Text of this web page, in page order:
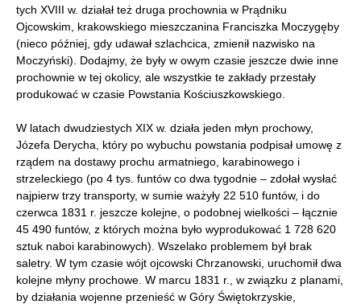
tych XVIII w. działał też druga prochownia w Prądniku
Ojcowskim, krakowskiego mieszczanina Franciszka Moczygęby
(nieco później, gdy udawał szlachcica, zmienił nazwisko na
Moczyński). Dodajmy, że były w owym czasie jeszcze dwie inne
prochownie w tej okolicy, ale wszystkie te zakłady przestały
produkować w czasie Powstania Kościuszkowskiego.
W latach dwudziestych XIX w. działa jeden młyn prochowy,
Józefa Derycha, który po wybuchu powstania podpisał umowę z
rządem na dostawy prochu armatniego, karabinowego i
strzeleckiego (po 4 tys. funtów co dwa tygodnie – zdołał wysłać
najpierw trzy transporty, w sumie ważyły 22 510 funtów, i do
czerwca 1831 r. jeszcze kolejne, o podobnej wielkości – łącznie
45 490 funtów, z których można było wyprodukować 1 728 620
sztuk naboi karabinowych). Wszelako problemem był brak
saletry. W tym czasie wójt ojcowski Chrzanowski, uruchomił dwa
kolejne młyny prochowe. W marcu 1831 r., w związku z planami,
by działania wojenne przenieść w Góry Świętokrzyskie,